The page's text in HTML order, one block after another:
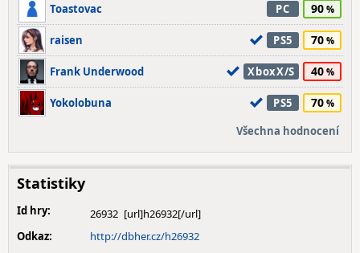
Toastovac PC 90
raisen PS5 70
Frank Underwood XboxX/S 40
Yokolobuna PS5 70
Všechna hodnocení
Statistiky
Id hry:
26932
Odkaz:
http://dbher.cz/h26932